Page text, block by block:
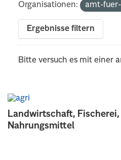
Landwirtschaft,
Nahrungsmittel
Organisationen:
amt-
Ergebnisse filtern
Bitte versuch es mit einer